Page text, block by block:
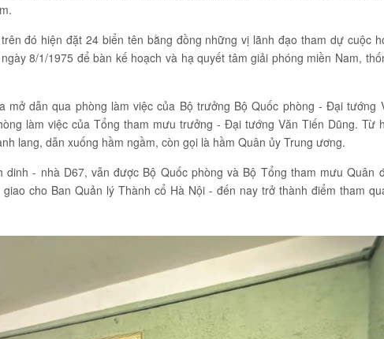
đó hiện đặt 24 biển tên bằng đồng những vị lãnh đạo tham dự cuộc
8/1/1975 để bàn kế hoạch và hạ quyết tâm giải phóng miền Nam,
mở dẫn qua phòng làm việc của Bộ trưởng Bộ Quốc phòng - Đại tướng
làm việc của Tổng tham mưu trưởng - Đại tướng Văn Tiến Dũng. Từ
lang, dẫn xuống hầm ngầm, còn gọi là hầm Quân ủy Trung ương.
- nhà D67, vẫn được Bộ Quốc phòng và Bộ Tổng tham mưu Quân
cho Ban Quản lý Thành cổ Hà Nội - đến nay trở thành điểm tham